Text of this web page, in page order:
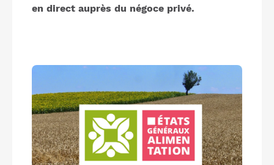
en direct auprès du négoce privé.